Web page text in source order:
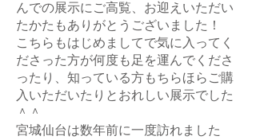
んでの展示にご高覧、お迎えいただい
たかたもありがとうございました！
こちらもはじめましてで気に入ってく
ださった方が何度も足を運んでくださ
ったり、知っている方もちらほらご購
入いただいたりとおれしい展示でした
＾＾
宮城仙台は数年前に一度訪れました